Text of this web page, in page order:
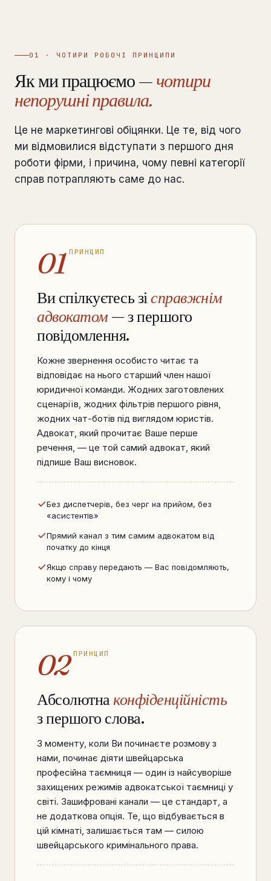
01 · ЧОТИРИ РОБОЧІ ПРИНЦИПИ
Як ми працюємо —чотири
непорушні правила.
Це не маркетингові обіцянки. Це те, від чого
ми відмовилися відступати з першого дня
роботи фірми, і причина, чому певні категорії
справ потрапляють саме до нас.
01 ПРИНЦИП
Ви спілкуєтесь зісправжнім
адвокатом — з першого
повідомлення.
Кожне звернення особисто читає та
відповідає на нього старший член нашої
юридичної команди. Жодних заготовлених
сценаріїв, жодних фільтрів першого рівня,
жодних чат-ботів під виглядом юристів.
Адвокат, який прочитає Ваше перше
речення, — це той самий адвокат, який
підпише Ваш висновок.
Без диспетчерів, без черг на прийом, без
«асистентів»
Прямий канал з тим самим адвокатом від
початку до кінця
Якщо справу передають — Вас повідомляють,
кому і чому
02 ПРИНЦИП
Абсолютнаконфіденційність
з першого слова.
З моменту, коли Ви починаєте розмову з
нами, починає діяти швейцарська
професійна таємниця — один із найсуворіше
захищених режимів адвокатської таємниці у
світі. Зашифровані канали — це стандарт, а
не додаткова опція. Те, що відбувається в
цій кімнаті, залишається там — силою
швейцарського кримінального права.